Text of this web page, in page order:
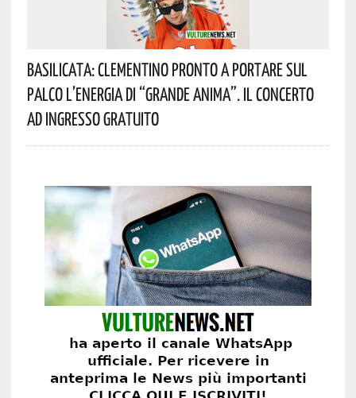
Basilicata: Clementino Pronto A Portare Sul
Palco L’energia Di “Grande Anima”. Il Concerto
Ad Ingresso Gratuito